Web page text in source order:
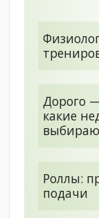
Дорого
какие
Роллы:
подачи